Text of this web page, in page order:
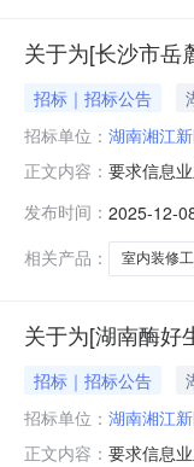
关于为[长沙市岳
招标｜招标公告
招标单位： 湖南湘江
正文内容： 要求信息
1500-
发布时间： 2025-12-
相关产品：
室内装修
关于为[湖南酶好
招标｜招标公告
招标单位： 湖南湘江
正文内容： 要求信息